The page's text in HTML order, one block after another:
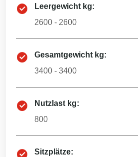
Leergewicht kg:
2600 - 2600
Gesamtgewicht kg:
3400 - 3400
Nutzlast kg:
800
Sitzplätze: